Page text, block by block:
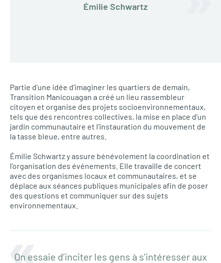
Émilie Schwartz
Partie d’une idée d’imaginer les quartiers de demain,
Transition Manicouagan a créé un lieu rassembleur
citoyen et organise des projets socioenvironnementaux,
tels que des rencontres collectives, la mise en place d’un
jardin communautaire et l’instauration du mouvement de
la tasse bleue, entre autres.
Émilie Schwartz y assure bénévolement la coordination et
l’organisation des événements. Elle travaille de concert
avec des organismes locaux et communautaires, et se
déplace aux séances publiques municipales afin de poser
des questions et communiquer sur des sujets
environnementaux.
On essaie d’inciter les gens à s’intéresser aux